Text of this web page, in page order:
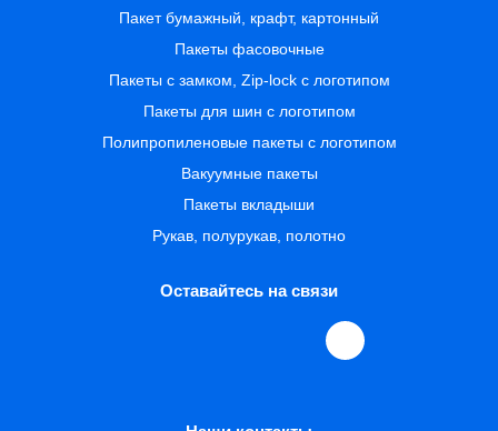
Пакет бумажный, крафт, картонный
Пакеты фасовочные
Пакеты с замком, Zip-lock с логотипом
Пакеты для шин с логотипом
Полипропиленовые пакеты с логотипом
Вакуумные пакеты
Пакеты вкладыши
Рукав, полурукав, полотно
Оставайтесь на связи